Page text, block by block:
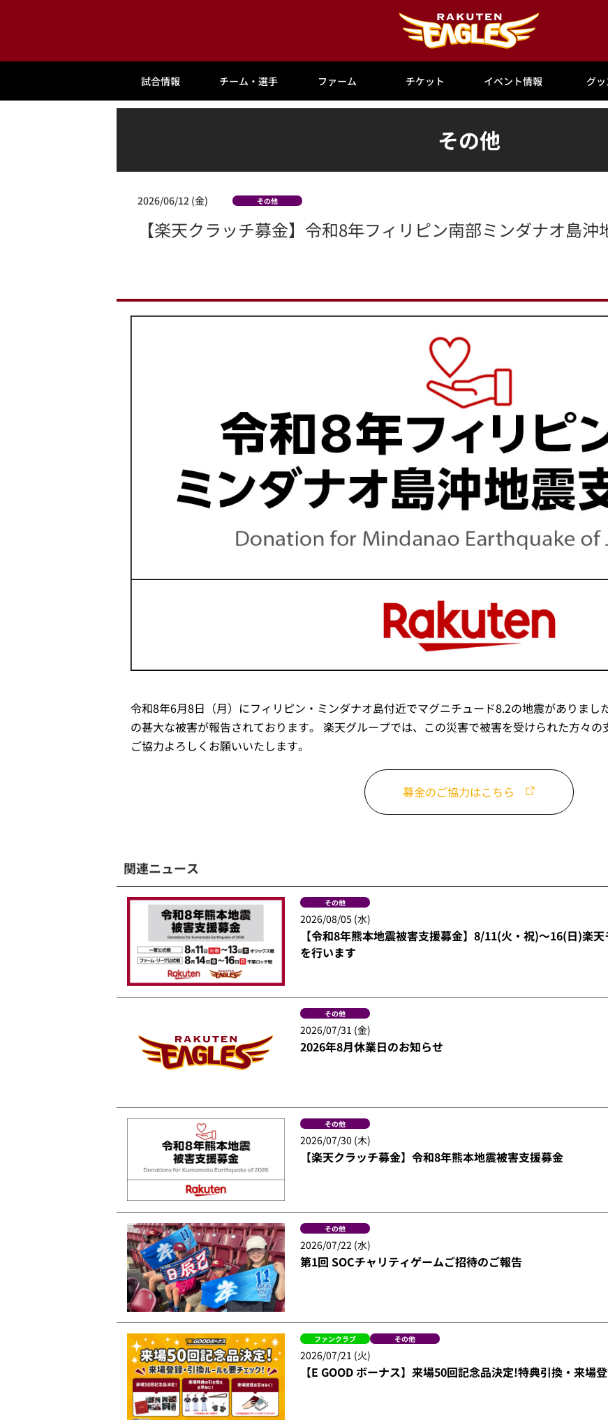
試合情報 チーム・選手 ファーム チケット イベント情報 グ
その他
2026/06/12 (金) その他
【楽天クラッチ募金】令和8年フィリピン南部ミンダナオ島沖
令和8年6月8日（月）にフィリピン・ミンダナオ島付近でマグニチュード8.2の地震がありまし
の甚大な被害が報告されております。 楽天グループでは、この災害で被害を受けられた方々の
ご協力よろしくお願いいたします。
募金のご協力はこちら
関連ニュース
その他
2026/08/05 (水)
【令和8年熊本地震被害支援募金】8/11(火・祝)～16(日)楽
を行います
その他
2026/07/31 (金)
2026年8月休業日のお知らせ
その他
2026/07/30 (木)
【楽天クラッチ募金】令和8年熊本地震被害支援募金
その他
2026/07/22 (水)
第1回 SOCチャリティゲームご招待のご報告
ファンクラブ その他
2026/07/21 (火)
【E GOOD ボーナス】来場50回記念品決定!特典引換・来場